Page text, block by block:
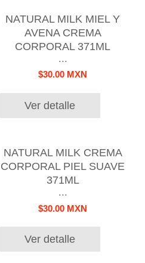
NATURAL MILK MIEL Y
AVENA CREMA
CORPORAL 371ML
...
$30.00 MXN
Ver detalle
NATURAL MILK CREMA
CORPORAL PIEL SUAVE
371ML
...
$30.00 MXN
Ver detalle